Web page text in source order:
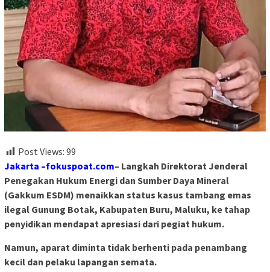
Post Views: 99
Jakarta –fokuspoat.com– Langkah Direktorat Jenderal
Penegakan Hukum Energi dan Sumber Daya Mineral
(Gakkum ESDM) menaikkan status kasus tambang emas
ilegal Gunung Botak, Kabupaten Buru, Maluku, ke tahap
penyidikan mendapat apresiasi dari pegiat hukum.
Namun, aparat diminta tidak berhenti pada penambang
kecil dan pelaku lapangan semata.